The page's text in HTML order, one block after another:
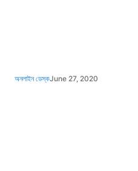
অনলাইন ডেস্কJune 27, 2020